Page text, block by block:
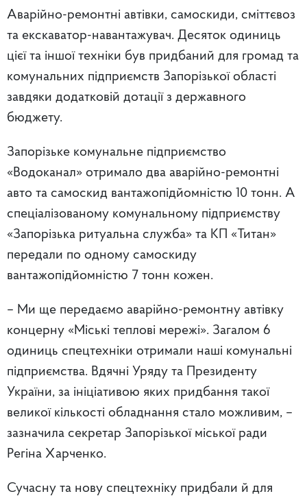
Аварійно-ремонтні автівки, самоскиди, сміттєвоз
та екскаватор-навантажувач. Десяток одиниць
цієї та іншої техніки був придбаний для громад та
комунальних підприємств Запорізької області
завдяки додатковій дотації з державного
бюджету.
Запорізьке комунальне підприємство
«Водоканал» отримало два аварійно-ремонтні
авто та самоскид вантажопідйомністю 10 тонн. А
спеціалізованому комунальному підприємству
«Запорізька ритуальна служба» та КП «Титан»
передали по одному самоскиду
вантажопідйомністю 7 тонн кожен.
– Ми ще передаємо аварійно-ремонтну автівку
концерну «Міські теплові мережі». Загалом 6
одиниць спецтехніки отримали наші комунальні
підприємства. Вдячні Уряду та Президенту
України, за ініціативою яких придбання такої
великої кількості обладнання стало можливим, –
зазначила секретар Запорізької міської ради
Регіна Харченко.
Сучасну та нову спецтехніку придбали й для